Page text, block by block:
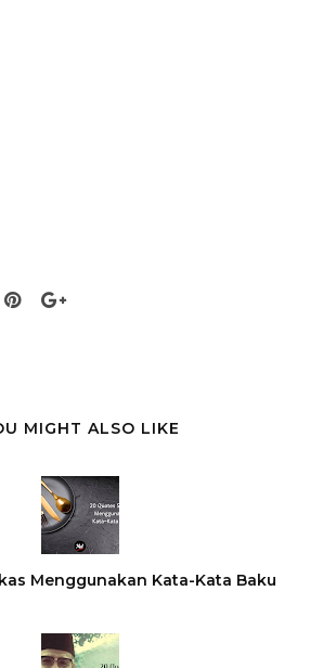
MIGHT ALSO LIKE
Menggunakan Kata-Kata Baku